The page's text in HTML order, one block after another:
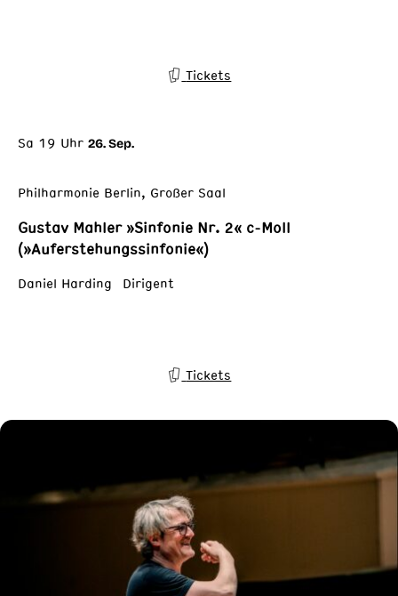
Tickets
Sa 19 Uhr 26. Sep.
Philharmonie Berlin, Großer Saal
Gustav Mahler »Sinfonie Nr. 2« c-Moll
(»Auferstehungssinfonie«)
Daniel Harding Dirigent
Tickets